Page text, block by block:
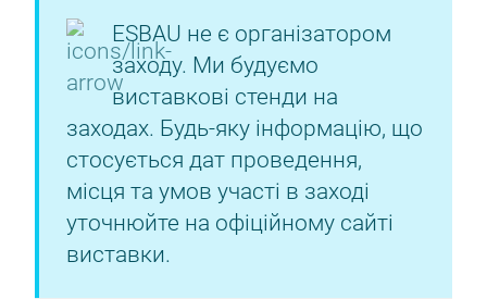
ESBAU не є організатором
заходу. Ми будуємо
виставкові стенди на
заходах. Будь-яку інформацію, що
стосується дат проведення,
місця та умов участі в заході
уточнюйте на офіційному сайті
виставки.